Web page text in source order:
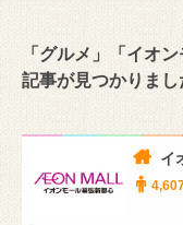
「グルメ」「イオ
記事が見つかりまし
イ